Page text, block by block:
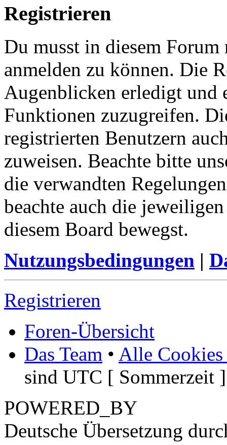
Registrieren
Du musst in diesem
anmelden zu können. Die
Augenblicken erledigt und
Funktionen zuzugreifen.
registrierten Benutzern
zuweisen. Beachte bitte
die verwandten
beachte auch die
diesem Board bewegst.
Nutzungsbedingungen |
Registrieren
Foren-Übersicht
Das Team • Alle Cookies
sind UTC [ Sommerzeit ]
POWERED_BY
Deutsche Übersetzung